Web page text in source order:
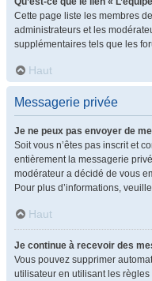
Cette page liste les membres
administrateurs et les
supplémentaires tels que les
Haut
Messagerie privée
Je ne peux pas envoyer de
Soit vous n’êtes pas inscrit et
entièrement la messagerie
modérateur a décidé de vous
Pour plus d’informations,
Haut
Je continue à recevoir des
Vous pouvez supprimer
utilisateur en utilisant les